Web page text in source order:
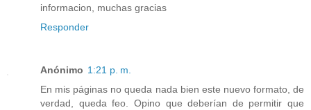
informacion, muchas gracias
Responder
Anónimo 1:21 p. m.
En mis páginas no queda nada bien este nuevo formato, de
verdad, queda feo. Opino que deberían de permitir que